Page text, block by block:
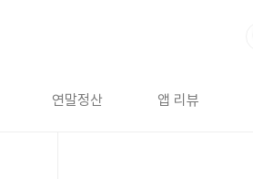
연말정산 앱 리뷰